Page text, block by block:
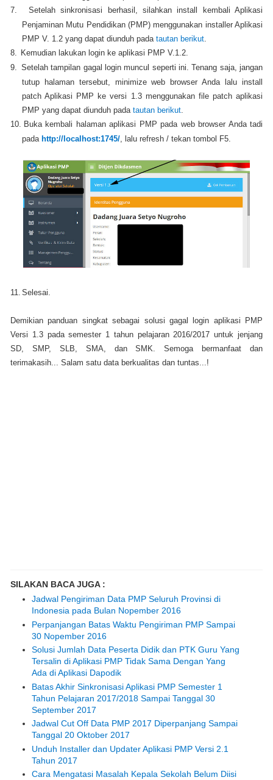
7.
Setelah sinkronisasi berhasil, silahkan install kembali Aplikasi
Penjaminan Mutu Pendidikan (PMP) menggunakan installer Aplikasi
PMP V. 1.2 yang dapat diunduh pada tautan berikut.
8.
Kemudian lakukan login ke aplikasi PMP V.1.2.
9.
Setelah tampilan gagal login muncul seperti ini. Tenang saja, jangan
tutup halaman tersebut, minimize web browser Anda lalu install
patch Aplikasi PMP ke versi 1.3 menggunakan file patch aplikasi
PMP yang dapat diunduh pada tautan berikut.
10. Buka kembali halaman aplikasi PMP pada web browser Anda tadi
pada http://localhost:1745/, lalu refresh / tekan tombol F5.
11. Selesai.
Demikian panduan singkat sebagai solusi gagal login aplikasi PMP
Versi 1.3 pada semester 1 tahun pelajaran 2016/2017 untuk jenjang
SD, SMP, SLB, SMA, dan SMK. Semoga bermanfaat dan
terimakasih... Salam satu data berkualitas dan tuntas...!
SILAKAN BACA JUGA :
Jadwal Pengiriman Data PMP Seluruh Provinsi di
Indonesia pada Bulan Nopember 2016
Perpanjangan Batas Waktu Pengiriman PMP Sampai
30 Nopember 2016
Solusi Jumlah Data Peserta Didik dan PTK Guru Yang
Tersalin di Aplikasi PMP Tidak Sama Dengan Yang
Ada di Aplikasi Dapodik
Batas Akhir Sinkronisasi Aplikasi PMP Semester 1
Tahun Pelajaran 2017/2018 Sampai Tanggal 30
September 2017
Jadwal Cut Off Data PMP 2017 Diperpanjang Sampai
Tanggal 20 Oktober 2017
Unduh Installer dan Updater Aplikasi PMP Versi 2.1
Tahun 2017
Cara Mengatasi Masalah Kepala Sekolah Belum Diisi